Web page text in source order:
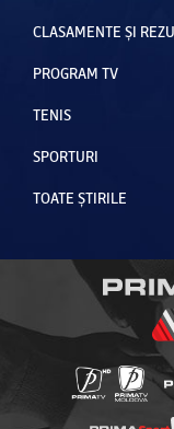
CLASAMENTE ȘI
PROGRAM TV
TENIS
SPORTURI
TOATE ȘTIRILE